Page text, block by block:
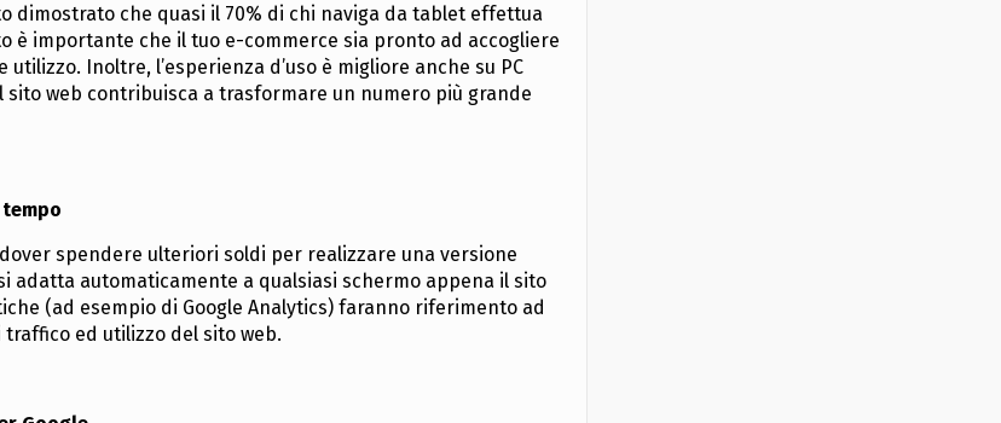
dimostrato che quasi il 70% di chi naviga da tablet effettua
è importante che il tuo e-commerce sia pronto ad accogliere
Inoltre, l’esperienza d’uso è migliore anche su PC
web contribuisca a trasformare un numero più grande
spendere ulteriori soldi per realizzare una versione
adatta automaticamente a qualsiasi schermo appena il sito
(ad esempio di Google Analytics) faranno riferimento ad
ed utilizzo del sito web.